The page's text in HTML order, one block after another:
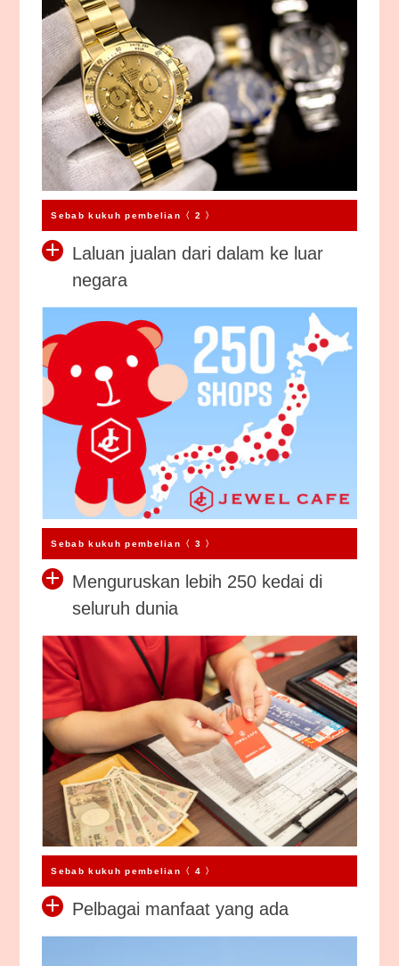
Sebab kukuh pembelian〈 2 〉
Laluan jualan dari dalam ke luar
negara
Sebab kukuh pembelian〈 3 〉
Menguruskan lebih 250 kedai di
seluruh dunia
Sebab kukuh pembelian〈 4 〉
Pelbagai manfaat yang ada